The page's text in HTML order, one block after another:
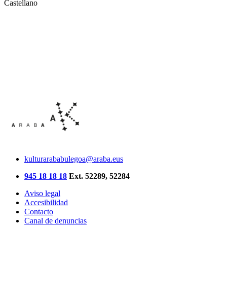
Castellano
kulturarababulegoa@araba.eus
945 18 18 18 Ext. 52289, 52284
Aviso legal
Accesibilidad
Contacto
Canal de denuncias